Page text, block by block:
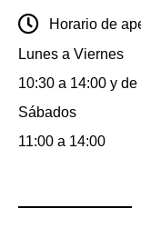
Horario de
Lunes a Viernes
10:30 a 14:00 y
Sábados
11:00 a 14:00